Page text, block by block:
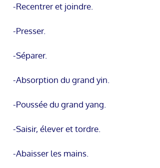
-Recentrer et joindre.
-Presser.
-Séparer.
-Absorption du grand yin.
-Poussée du grand yang.
-Saisir, élever et tordre.
-Abaisser les mains.